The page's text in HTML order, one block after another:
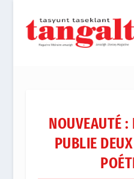
NOUVEAUTÉ
PUBLIE